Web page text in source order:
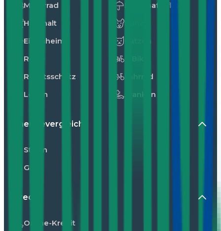
Motorrad
Haushalt
Eigenheim
Reise
Rechtsschutz
Leben
Privathaftpflicht
Katzen
Fahrrad
Kranken
Energievergleiche
Strom
Gas
Kredit
Online-Kredit